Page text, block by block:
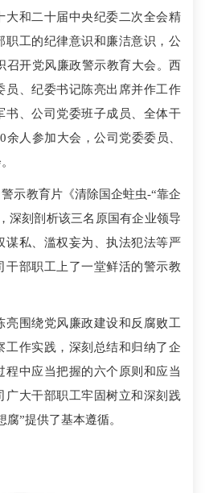
大和二十届中央纪委二次全会精
职工的纪律意识和廉洁意识，公
召开党风廉政警示教育大会。西
员、纪委书记陈亮出席并作工作
书、公司党委班子成员、全体干
人参加大会，公司党委委员、
示教育片《清除国企蛀虫-“靠企
深刻剖析该三名原国有企业领导
谋私、滥权妄为、执法犯法等严
干部职工上了一堂鲜活的警示教
亮围绕党风廉政建设和反腐败工
工作实践，深刻总结和归纳了企
程中应当把握的六个原则和应当
广大干部职工牢固树立和深刻践
”提供了基本遵循。